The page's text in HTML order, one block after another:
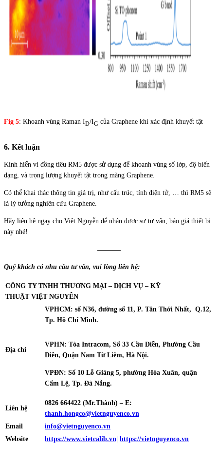
Fig 5: Khoanh vùng Raman ID/IG của Graphene khi xác định khuyết tật
6. Kết luận
Kính hiển vi đồng tiêu RM5 được sử dụng để khoanh vùng số lớp, độ biến
dạng, và trọng lượng khuyết tật trong màng Graphene.
Có thể khai thác thông tin giá trị, như cấu trúc, tính điện tử, … thì RM5 sẽ
là lý tưởng nghiên cứu Graphene.
Hãy liên hệ ngay cho Việt Nguyễn để nhận được sự tư vấn, báo giá thiết bị
này nhé!
———
Quý khách có nhu cầu tư vấn, vui lòng liên hệ:
CÔNG TY TNHH THƯƠNG MẠI – DỊCH VỤ – KỸ
THUẬTVIỆT NGUYỄN
Địa chỉ
VPHCM: số N36, đường số 11, P. Tân Thới Nhất, Q.12,
Tp. Hồ Chí Minh.
VPHN: Tòa Intracom, Số 33 Cầu Diễn, Phường Cầu
Diễn, Quận Nam Từ Liêm, Hà Nội.
VPĐN: Số 10 Lỗ Giáng 5, phường Hòa Xuân, quận
Cẩm Lệ, Tp. Đà Nẵng.
Liên hệ
0826 664422 (Mr.Thành) – E:
thanh.hongco@vietnguyenco.vn
Email
info@vietnguyenco.vn
Website
https://www.vietcalib.vn https://vietnguyenco.vn